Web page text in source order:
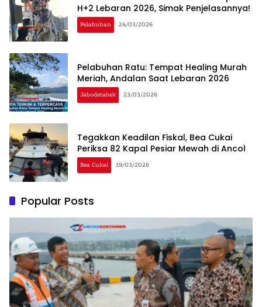
H+2 Lebaran 2026, Simak Penjelasannya!
Pelabuhan 24/03/2026
Pelabuhan Ratu: Tempat Healing Murah
Meriah, Andalan Saat Lebaran 2026
Jabodetabek 23/03/2026
Tegakkan Keadilan Fiskal, Bea Cukai
Periksa 82 Kapal Pesiar Mewah di Ancol
Bea Cukai 19/03/2026
Popular Posts